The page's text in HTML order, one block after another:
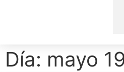
Día: mayo